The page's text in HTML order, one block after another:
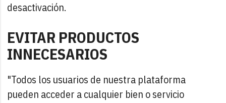
desactivación.
EVITAR PRODUCTOS
INNECESARIOS
"Todos los usuarios de nuestra plataforma
pueden acceder a cualquier bien o servicio